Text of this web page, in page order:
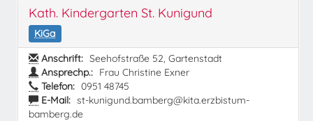
Kath. Kindergarten St. Kunigund
KiGa
Anschrift: Seehofstraße 52, Gartenstadt
Ansprechp.: Frau Christine Exner
Telefon: 0951 48745
E-Mail: st-kunigund.bamberg@kita.erzbistum-
bamberg.de